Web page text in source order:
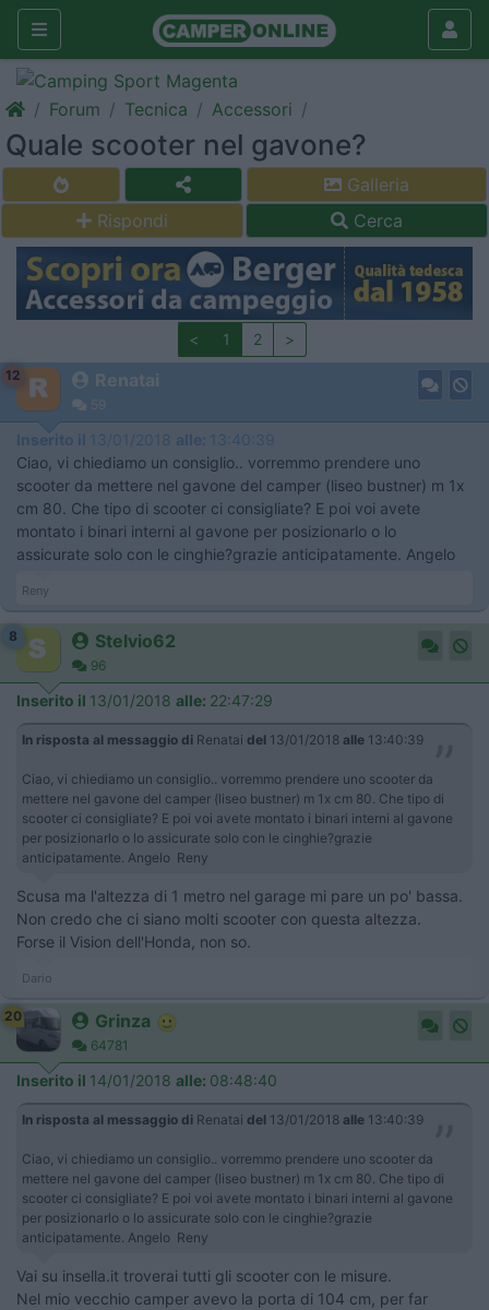
Forum Tecnica Accessori
Quale scooter nel gavone?
Galleria
Rispondi
Cerca
< 1 2 >
12 Renatai
59
Inserito il 13/01/2018 alle: 13:40:39
Ciao, vi chiediamo un consiglio.. vorremmo prendere uno
scooter da mettere nel gavone del camper (liseo bustner) m 1x
cm 80. Che tipo di scooter ci consigliate? E poi voi avete
montato i binari interni al gavone per posizionarlo o lo
assicurate solo con le cinghie?grazie anticipatamente. Angelo
Reny
8 Stelvio62
96
Inserito il 13/01/2018 alle: 22:47:29
In risposta al messaggio di Renatai del 13/01/2018 alle 13:40:39
Ciao, vi chiediamo un consiglio.. vorremmo prendere uno scooter da
mettere nel gavone del camper (liseo bustner) m 1x cm 80. Che tipo di
scooter ci consigliate? E poi voi avete montato i binari interni al gavone
per posizionarlo o lo assicurate solo con le cinghie?grazie
anticipatamente. Angelo Reny
Scusa ma l'altezza di 1 metro nel garage mi pare un po' bassa.
Non credo che ci siano molti scooter con questa altezza.
Forse il Vision dell'Honda, non so.
Dario
20 Grinza
64781
Inserito il 14/01/2018 alle: 08:48:40
In risposta al messaggio di Renatai del 13/01/2018 alle 13:40:39
Ciao, vi chiediamo un consiglio.. vorremmo prendere uno scooter da
mettere nel gavone del camper (liseo bustner) m 1x cm 80. Che tipo di
scooter ci consigliate? E poi voi avete montato i binari interni al gavone
per posizionarlo o lo assicurate solo con le cinghie?grazie
anticipatamente. Angelo Reny
Vai su insella.it troverai tutti gli scooter con le misure.
Nel mio vecchio camper avevo la porta di 104 cm, per far